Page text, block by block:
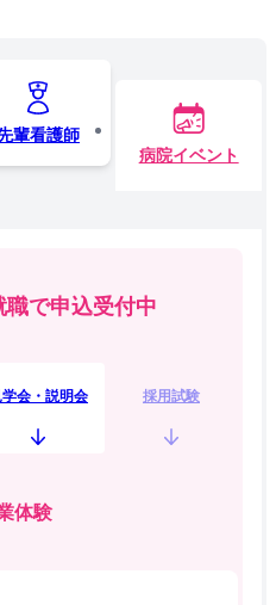
輩看護師
病院イベント
で申込受付中
学会・説明会 採用試験
体験